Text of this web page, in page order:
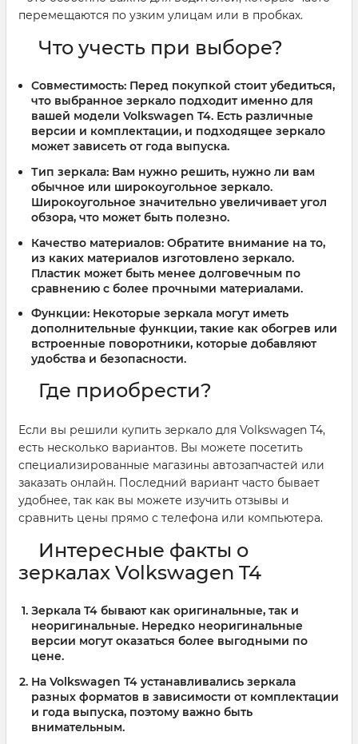
перемещаются по узким улицам или в пробках.
Что учесть при выборе?
Совместимость: Перед покупкой стоит убедиться,
что выбранное зеркало подходит именно для
вашей модели Volkswagen T4. Есть различные
версии и комплектации, и подходящее зеркало
может зависеть от года выпуска.
Тип зеркала: Вам нужно решить, нужно ли вам
обычное или широкоугольное зеркало.
Широкоугольное значительно увеличивает угол
обзора, что может быть полезно.
Качество материалов: Обратите внимание на то,
из каких материалов изготовлено зеркало.
Пластик может быть менее долговечным по
сравнению с более прочными материалами.
Функции: Некоторые зеркала могут иметь
дополнительные функции, такие как обогрев или
встроенные поворотники, которые добавляют
удобства и безопасности.
Где приобрести?
Если вы решили купить зеркало для Volkswagen T4,
есть несколько вариантов. Вы можете посетить
специализированные магазины автозапчастей или
заказать онлайн. Последний вариант часто бывает
удобнее, так как вы можете изучить отзывы и
сравнить цены прямо с телефона или компьютера.
Интересные факты о
зеркалах Volkswagen T4
Зеркала T4 бывают как оригинальные, так и
неоригинальные. Нередко неоригинальные
версии могут оказаться более выгодными по
цене.
На Volkswagen T4 устанавливались зеркала
разных форматов в зависимости от комплектации
и года выпуска, поэтому важно быть
внимательным.